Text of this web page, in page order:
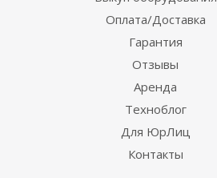
Оплата/Доставка
Гарантия
Отзывы
Аренда
Техноблог
Для ЮрЛиц
Контакты